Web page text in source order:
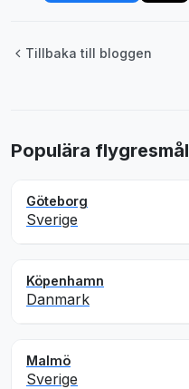
Tillbaka till bloggen
Populära flygresmål
Göteborg
Sverige
Köpenhamn
Danmark
Malmö
Sverige